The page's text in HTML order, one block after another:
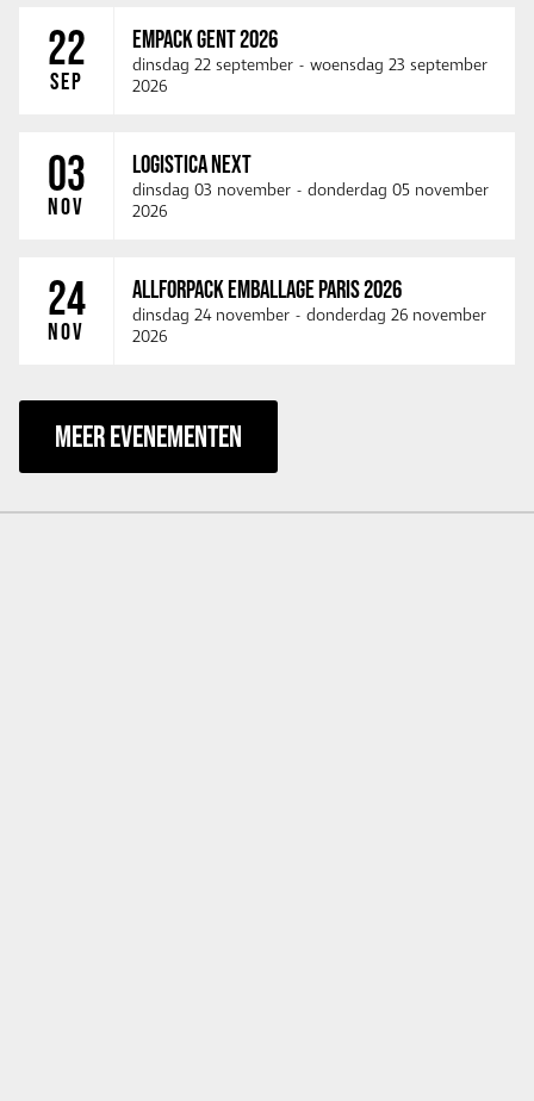
22
SEP
EMPACK GENT 2026
dinsdag 22 september - woensdag 23 september
2026
03
NOV
LOGISTICA NEXT
dinsdag 03 november - donderdag 05 november
2026
24
NOV
ALLFORPACK EMBALLAGE PARIS 2026
dinsdag 24 november - donderdag 26 november
2026
MEER EVENEMENTEN